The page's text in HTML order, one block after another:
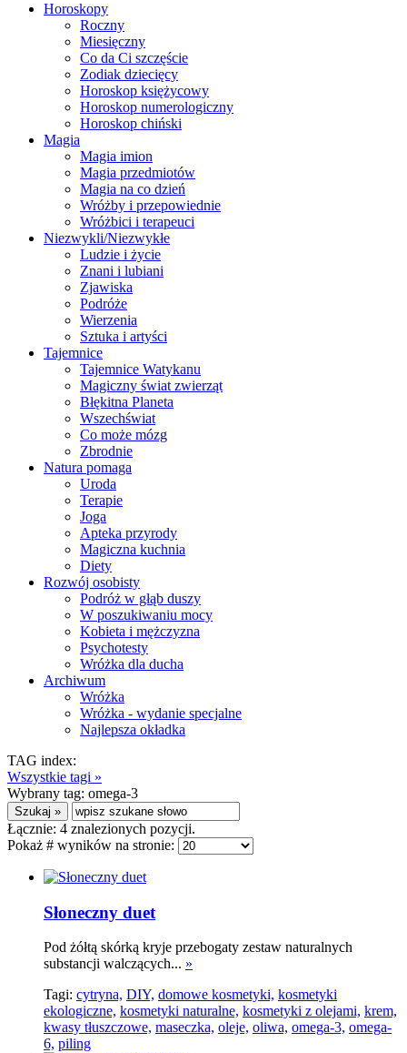
Horoskopy
Roczny
Miesięczny
Co da Ci szczęście
Zodiak dziecięcy
Horoskop księżycowy
Horoskop numerologiczny
Horoskop chiński
Magia
Magia imion
Magia przedmiotów
Magia na co dzień
Wróżby i przepowiednie
Wróżbici i terapeuci
Niezwykli/Niezwykłe
Ludzie i życie
Znani i lubiani
Zjawiska
Podróże
Wierzenia
Sztuka i artyści
Tajemnice
Tajemnice Watykanu
Magiczny świat zwierząt
Błękitna Planeta
Wszechświat
Co może mózg
Zbrodnie
Natura pomaga
Uroda
Terapie
Joga
Apteka przyrody
Magiczna kuchnia
Diety
Rozwój osobisty
Podróż w głąb duszy
W poszukiwaniu mocy
Kobieta i mężczyzna
Psychotesty
Wróżka dla ducha
Archiwum
Wróżka
Wróżka - wydanie specjalne
Najlepsza okładka
TAG index:
Wszystkie tagi »
Wybrany tag: omega-3
Łącznie: 4 znalezionych pozycji.
Pokaż # wyników na stronie:
Słoneczny duet
Pod żółtą skórką kryje przebogaty zestaw naturalnych
substancji walczących... »
Tagi: cytryna, DIY, domowe kosmetyki, kosmetyki
ekologiczne, kosmetyki naturalne, kosmetyki z olejami, krem,
kwasy tłuszczowe, maseczka, oleje, oliwa, omega-3, omega-
6, piling